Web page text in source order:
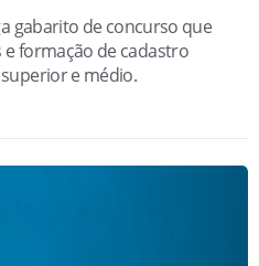
gabarito de concurso que
formação de cadastro
e médio.